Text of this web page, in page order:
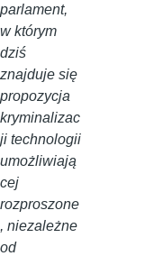
parlament,
w którym
dziś
znajduje się
propozycja
kryminalizac
ji technologii
umożliwiają
cej
rozproszone
, niezależne
od